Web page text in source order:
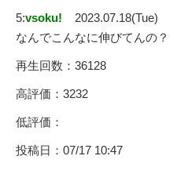
5:vsoku!
2023.07.18(Tue)
なんでこんなに伸びてんの？
再生回数：36128
高評価：3232
低評価：
投稿日：07/17 10:47